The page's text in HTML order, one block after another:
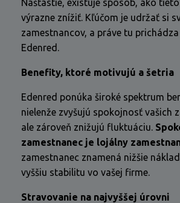
Našťastie, existuje spôsob, ako
výrazne znížiť. Kľúčom je udržať si
zamestnancov, a práve tu
Edenred.
Benefity, ktoré motivujú a šetria
Edenred ponúka široké spektrum
nielenže zvyšujú spokojnosť vašich
ale zároveň znižujú fluktuáciu.
zamestnanec je lojálny
zamestnanec znamená nižšie
vyššiu stabilitu vo vašej firme.
Stravovanie na najvyššej úrovni